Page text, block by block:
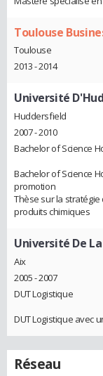
Toulouse
Toulouse
2013 - 2014
Université
Huddersfield
2007 - 2010
Bachelor of Science
Bachelor of Science
promotion
Thèse sur la
produits chimiques
Université De
Aix
2005 - 2007
DUT Logistique
DUT Logistique avec
Réseau